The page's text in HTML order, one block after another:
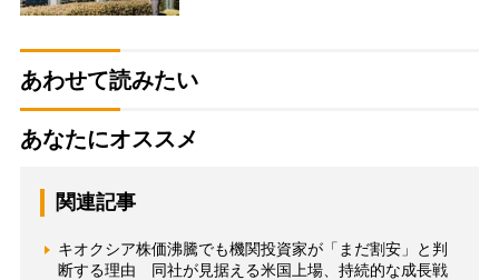
あわせて読みたい
あなたにオススメ
関連記事
キオクシア株価沸騰でも機関投資家が「まだ割安」と判
断する理由 同社が見据える米国上場、持続的な成長戦